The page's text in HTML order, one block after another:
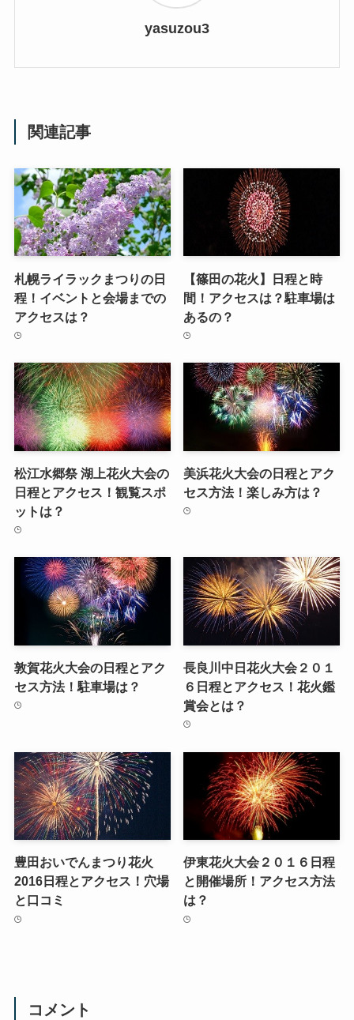
yasuzou3
関連記事
札幌ライラックまつりの日
程！イベントと会場までの
アクセスは？
【篠田の花火】日程と時
間！アクセスは？駐車場は
あるの？
松江水郷祭 湖上花火大会の
日程とアクセス！観覧スポ
ットは？
美浜花火大会の日程とアク
セス方法！楽しみ方は？
敦賀花火大会の日程とアク
セス方法！駐車場は？
長良川中日花火大会２０１
６日程とアクセス！花火鑑
賞会とは？
豊田おいでんまつり花火
2016日程とアクセス！穴場
と口コミ
伊東花火大会２０１６日程
と開催場所！アクセス方法
は？
コメント